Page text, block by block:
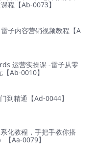
程【Ab-0073】
子内容营销视频教程【A
运营实操课 -雷子从零
Ab-0010】
到精通【Ad-0044】
化教程，手把手教你搭
【Aa-0079】